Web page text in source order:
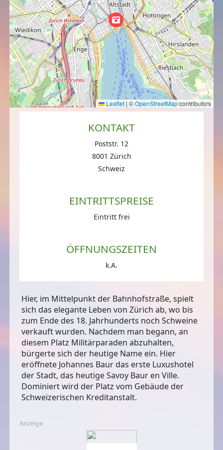
Leaflet | ©OpenStreetMapcontributors
KONTAKT
Poststr. 12
8001 Zürich
Schweiz
EINTRITTSPREISE
Eintritt frei
ÖFFNUNGSZEITEN
k.A.
Hier, im Mittelpunkt der Bahnhofstraße, spielt
sich das elegante Leben von Zürich ab, wo bis
zum Ende des 18. Jahrhunderts noch Schweine
verkauft wurden. Nachdem man begann, an
diesem Platz Militärparaden abzuhalten,
bürgerte sich der heutige Name ein. Hier
eröffnete Johannes Baur das erste Luxushotel
der Stadt, das heutige Savoy Baur en Ville.
Dominiert wird der Platz vom Gebäude der
Schweizerischen Kreditanstalt.
Anzeige